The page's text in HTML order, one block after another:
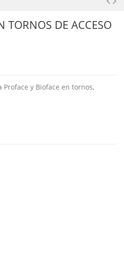
TORNOS DE ACCESO
Proface y Bioface en tornos,